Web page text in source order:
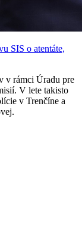
SIS o atentáte,
v rámci Úradu pre
V lete takisto
v Trenčíne a